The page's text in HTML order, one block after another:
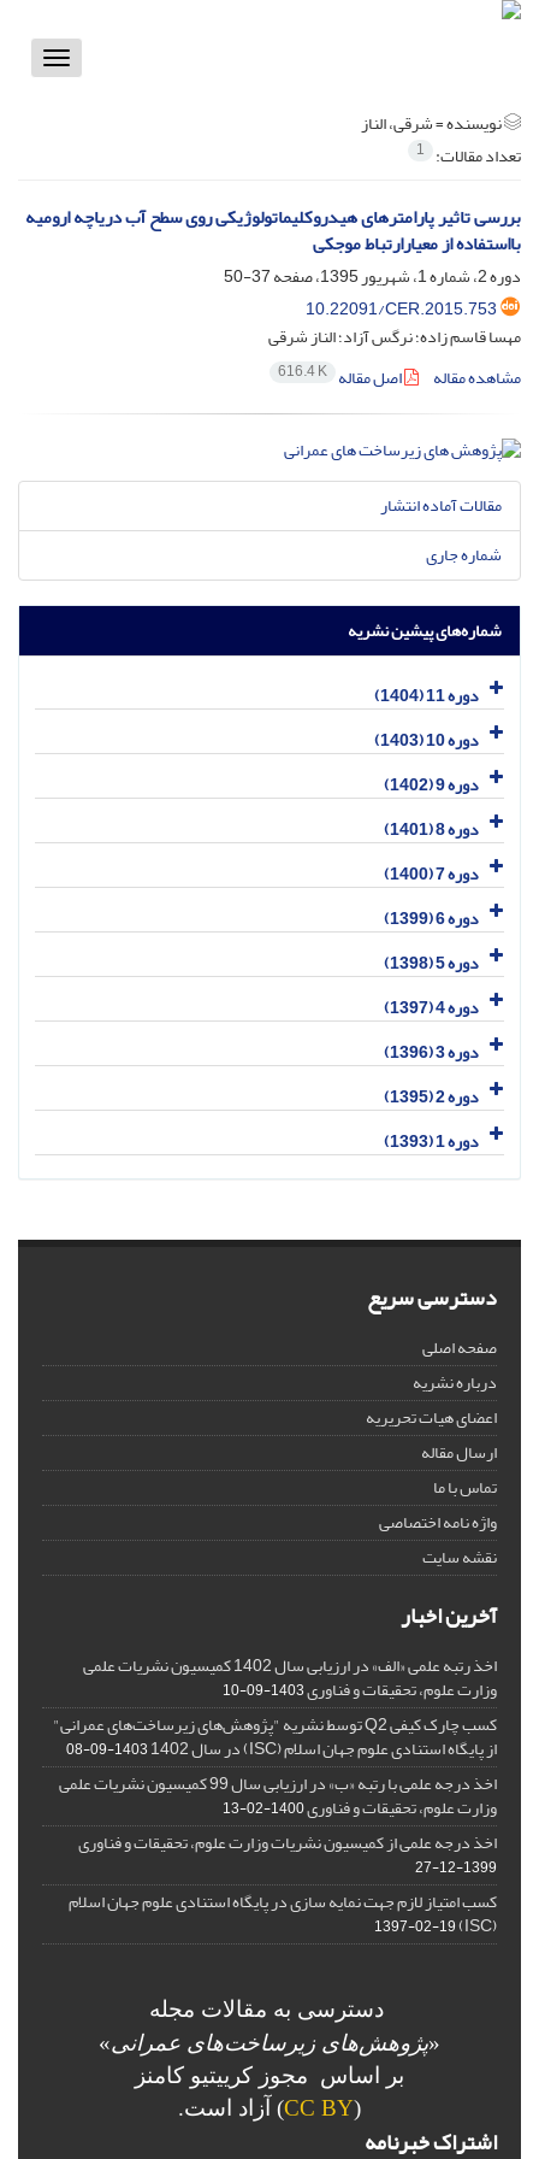
Toggle
نویسنده =شرقی، الناز
تعداد مقالات: 1
بررسی تاثیر پارامترهای هیدروکلیماتولوژیکی روی سطح آب دریاچه ارومیه
بااستفاده از معیارارتباط موجکی
دوره 2، شماره 1، شهریور 1395، صفحه
37-50
10.22091/CER.2015.753
مهسا قاسم زاده؛ نرگس آزاد؛ الناز شرقی
مشاهده مقاله
اصل مقاله 616.4 K
مقالات آماده انتشار
شماره جاری
شماره‌های پیشین نشریه
دوره 11 (1404)
دوره 10 (1403)
دوره 9 (1402)
دوره 8 (1401)
دوره 7 (1400)
دوره 6 (1399)
دوره 5 (1398)
دوره 4 (1397)
دوره 3 (1396)
دوره 2 (1395)
دوره 1 (1393)
دسترسی سریع
صفحه اصلی
درباره نشریه
اعضای هیات تحریریه
ارسال مقاله
تماس با ما
واژه نامه اختصاصی
نقشه سایت
آخرین اخبار
اخذ رتبه علمی «الف» در ارزیابی سال 1402 کمیسیون نشریات علمی
وزارت علوم، تحقیقات و فناوری1403-09-10
کسب چارک کیفی Q2 توسط نشریه "پژوهش‌های زیرساخت‌های عمرانی"
از پایگاه استنادی علوم جهان اسلام (ISC) در سال 1402 1403-09-08
اخذ درجه علمی با رتبه «ب» در ارزیابی سال 99 کمیسیون نشریات علمی
وزارت علوم، تحقیقات و فناوری1400-02-13
اخذ درجه علمی از کمیسیون نشریات وزارت علوم، تحقیقات و فناوری
1399-12-27
کسب امتیاز لازم جهت نمایه سازی در پایگاه استنادی علوم جهان اسلام
(ISC)
1397-02-19
دسترسی به مقالات مجله
«پژوهش‌های زیرساخت‌های عمرانی»
بر اساس مجوز کرییتیو کامنز
(
CC BY) آزاد است.
اشتراک خبرنامه